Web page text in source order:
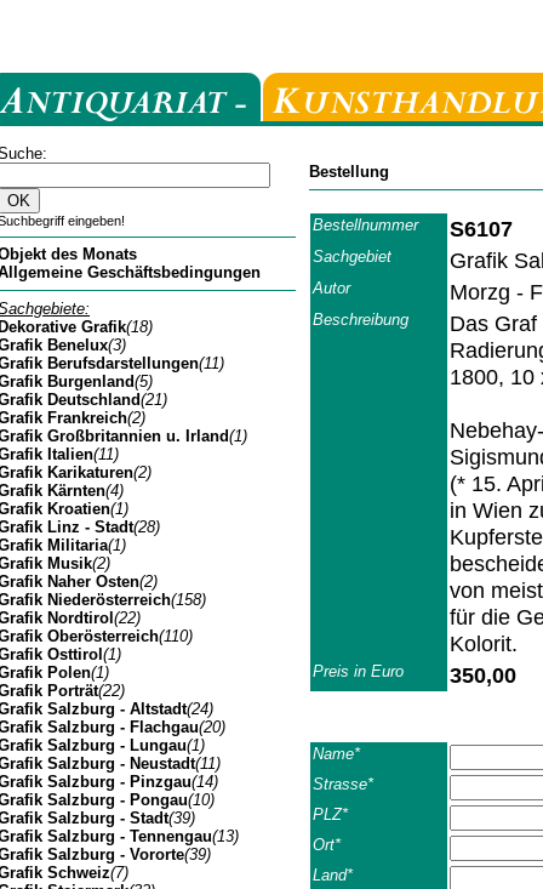
eingeben!
des Monats
Geschäftsbedingungen
Grafik(18)
Benelux(3)
Berufsdarstellungen(11)
Burgenland(5)
Deutschland(21)
Frankreich(2)
Großbritannien u. Irland(1)
Italien(11)
Karikaturen(2)
Kärnten(4)
Kroatien(1)
Linz - Stadt(28)
Militaria(1)
Musik(2)
Naher Osten(2)
Niederösterreich(158)
Nordtirol (22)
Oberösterreich(110)
Osttirol (1)
Polen(1)
Porträt(22)
Salzburg - Altstadt(24)
Salzburg - Flachgau(20)
Salzburg - Lungau(1)
Salzburg - Neustadt(11)
Salzburg - Pinzgau(14)
Salzburg - Pongau(10)
Salzburg - Stadt(39)
Salzburg - Tennengau(13)
Salzburg - Vororte(39)
Schweiz(7)
Bestellung
Bestellnummer S6107
Sachgebiet Grafik
Autor Morzg -
Beschreibung
Das
1800, 10
(* 15.
in Wien
von
für die
Kolorit.
Preis in Euro 350,00
Name*
Strasse*
PLZ*
Ort*
Land*